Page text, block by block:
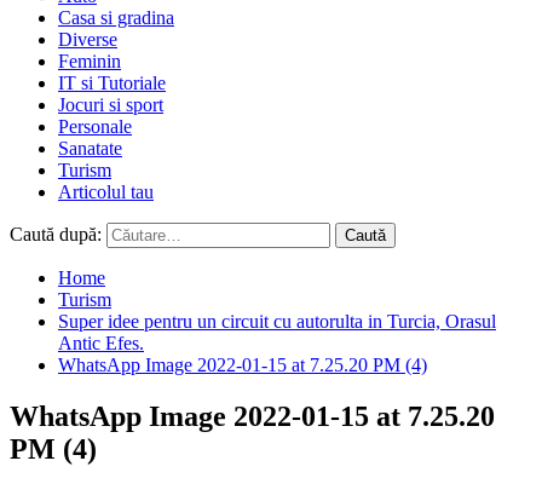
Casa si gradina
Diverse
Feminin
IT si Tutoriale
Jocuri si sport
Personale
Sanatate
Turism
Articolul tau
Caută după:
Home
Turism
Super idee pentru un circuit cu autorulta in Turcia, Orasul
Antic Efes.
WhatsApp Image 2022-01-15 at 7.25.20 PM (4)
WhatsApp Image 2022-01-15 at 7.25.20
PM (4)